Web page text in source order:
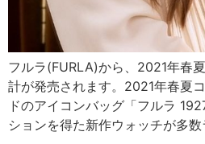
フルラ(FURLA)から、2021年春
計が発売されます。2021年春夏
ドのアイコンバッグ「フルラ
ションを得た新作ウォッチが多